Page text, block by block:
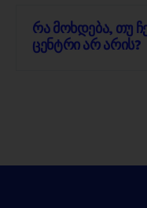
რა მოხდება, თუ
ცენტრი არ არის?